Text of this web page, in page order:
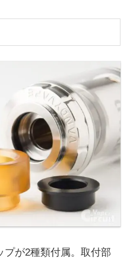
プが2種類付属。取付部